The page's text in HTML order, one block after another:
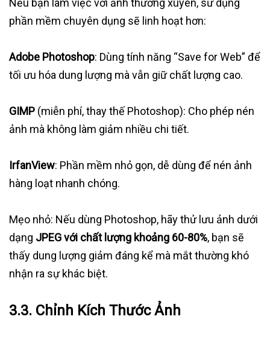
Nếu bạn làm việc với ảnh thường xuyên, sử dụng
phần mềm chuyên dụng sẽ linh hoạt hơn:
Adobe Photoshop: Dùng tính năng “Save for Web” để
tối ưu hóa dung lượng mà vẫn giữ chất lượng cao.
GIMP (miễn phí, thay thế Photoshop): Cho phép nén
ảnh mà không làm giảm nhiều chi tiết.
IrfanView: Phần mềm nhỏ gọn, dễ dùng để nén ảnh
hàng loạt nhanh chóng.
Mẹo nhỏ: Nếu dùng Photoshop, hãy thử lưu ảnh dưới
dạng JPEG với chất lượng khoảng 60-80%, bạn sẽ
thấy dung lượng giảm đáng kể mà mắt thường khó
nhận ra sự khác biệt.
3.3. Chỉnh Kích Thước Ảnh